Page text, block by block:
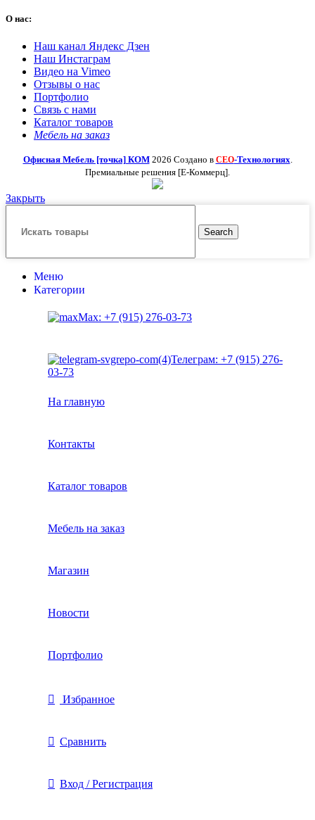
О нас:
Наш канал Яндекс Дзен
Наш Инстаграм
Видео на Vimeo
Отзывы о нас
Портфолио
Связь с нами
Каталог товаров
Мебель на заказ
Офисная Мебель [точка] КОМ 2026 Создано в СЕО-Технологиях.
Премиальные решения [Е-Коммерц].
Закрыть
Search
Меню
Категории
Max: +7 (915) 276-03-73
Телеграм: +7 (915) 276-
03-73
На главную
Контакты
Каталог товаров
Мебель на заказ
Магазин
Новости
Портфолио
Избранное
Сравнить
Вход / Регистрация